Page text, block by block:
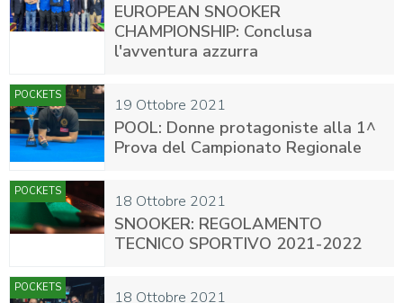
EUROPEAN SNOOKER
CHAMPIONSHIP: Conclusa
l'avventura azzurra
19 Ottobre 2021
POCKETS
POOL: Donne protagoniste alla 1^
Prova del Campionato Regionale
18 Ottobre 2021
POCKETS
SNOOKER: REGOLAMENTO
TECNICO SPORTIVO 2021-2022
18 Ottobre 2021
POCKETS